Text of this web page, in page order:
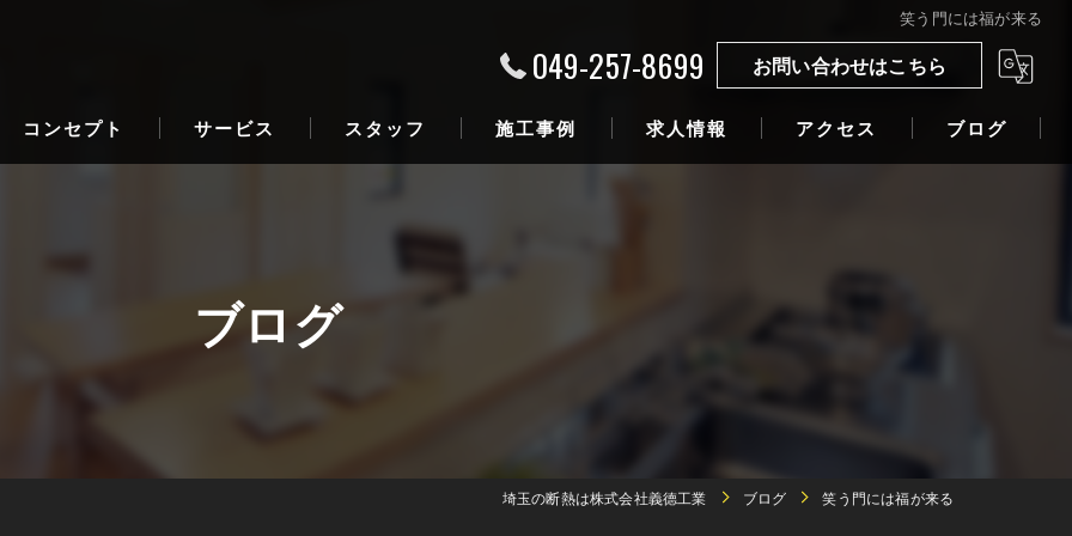
笑う門には福が来る
049-257-8699 お問い合わせはこちら
コンセプト サービス スタッフ 施工事例 求人情報 アクセス ブログ
ブログ
埼玉の断熱は株式会社義德工業 ブログ 笑う門には福が来る